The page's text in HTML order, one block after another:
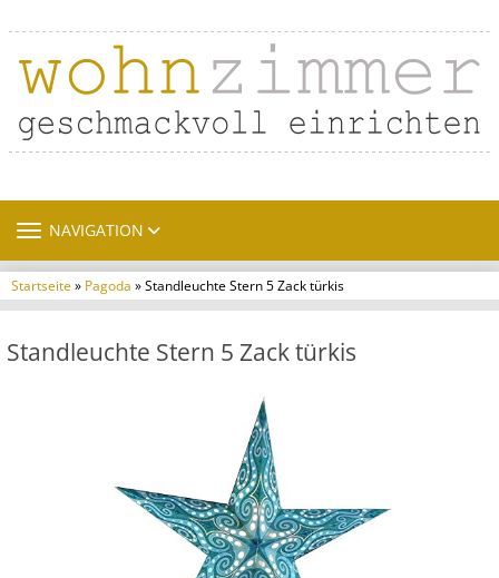
TOGGLE NAVIGATION
NAVIGATION
Startseite» Pagoda » Standleuchte Stern 5 Zack türkis
Standleuchte Stern 5 Zack türkis